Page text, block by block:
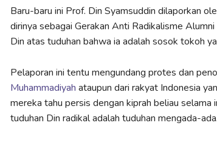
Baru-baru ini Prof. Din Syamsuddin dilaporkan
dirinya sebagai Gerakan Anti Radikalisme
Din atas tuduhan bahwa ia adalah sosok tokoh
Pelaporan ini tentu mengundang protes dan
Muhammadiyah ataupun dari rakyat Indonesia
mereka tahu persis dengan kiprah beliau selama
tuduhan Din radikal adalah tuduhan mengada-ada.